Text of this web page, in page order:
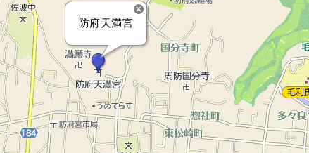
防府天満宮